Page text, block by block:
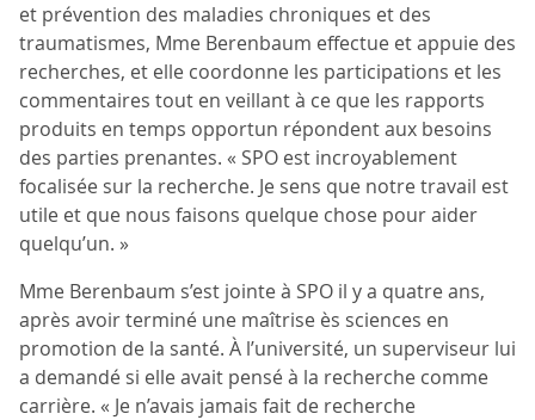
et prévention des maladies chroniques et des
traumatismes, Mme Berenbaum effectue et appuie des
recherches, et elle coordonne les participations et les
commentaires tout en veillant à ce que les rapports
produits en temps opportun répondent aux besoins
des parties prenantes. « SPO est incroyablement
focalisée sur la recherche. Je sens que notre travail est
utile et que nous faisons quelque chose pour aider
quelqu’un. »
Mme Berenbaum s’est jointe à SPO il y a quatre ans,
après avoir terminé une maîtrise ès sciences en
promotion de la santé. À l’université, un superviseur lui
a demandé si elle avait pensé à la recherche comme
carrière. « Je n’avais jamais fait de recherche